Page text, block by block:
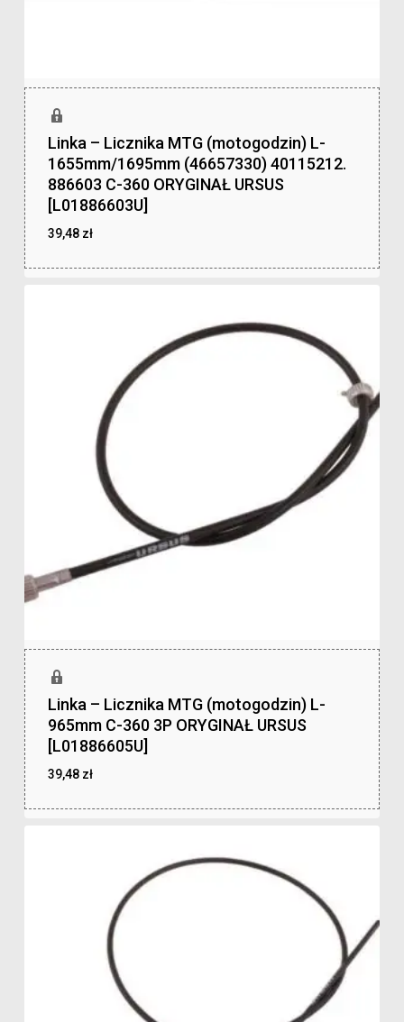
Linka – Licznika MTG (motogodzin) L-
1655mm/1695mm (46657330) 40115212.
886603 C-360 ORYGINAŁ URSUS
[L01886603U]
39,48 zł
Linka – Licznika MTG (motogodzin) L-
965mm C-360 3P ORYGINAŁ URSUS
[L01886605U]
39,48 zł